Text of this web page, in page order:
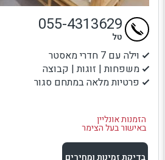
וילה עם 7 חדרי מאסטר
משפחות | זוגות | קבוצה
פרטיות מלאה במתחם סגור
הזמנות אונליין
באישור בעל הצימר
055-4313629
טל
בדיקת זמינות ומחירים